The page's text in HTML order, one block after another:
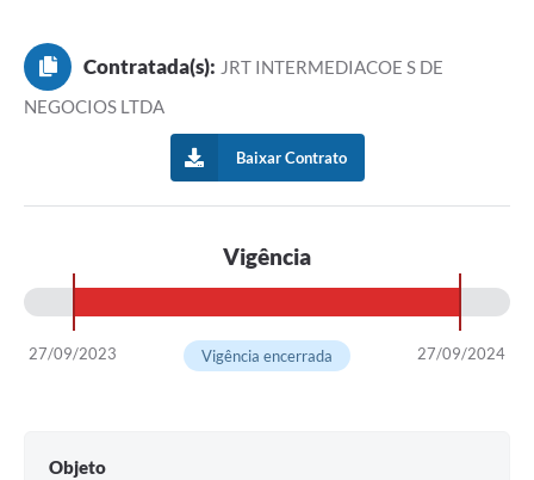
Editais
Vagas de Emprego - PAT
Planos de Tecnologia da Informação e Comunicação
Via Rápida Empresa
Itinerário do Transporte Público de Itápolis
Contratada(s): JRT INTERMEDIACOE S DE
NEGOCIOS LTDA
Baixar Contrato
Vigência
27/09/2023 27/09/2024
Vigência encerrada
Objeto